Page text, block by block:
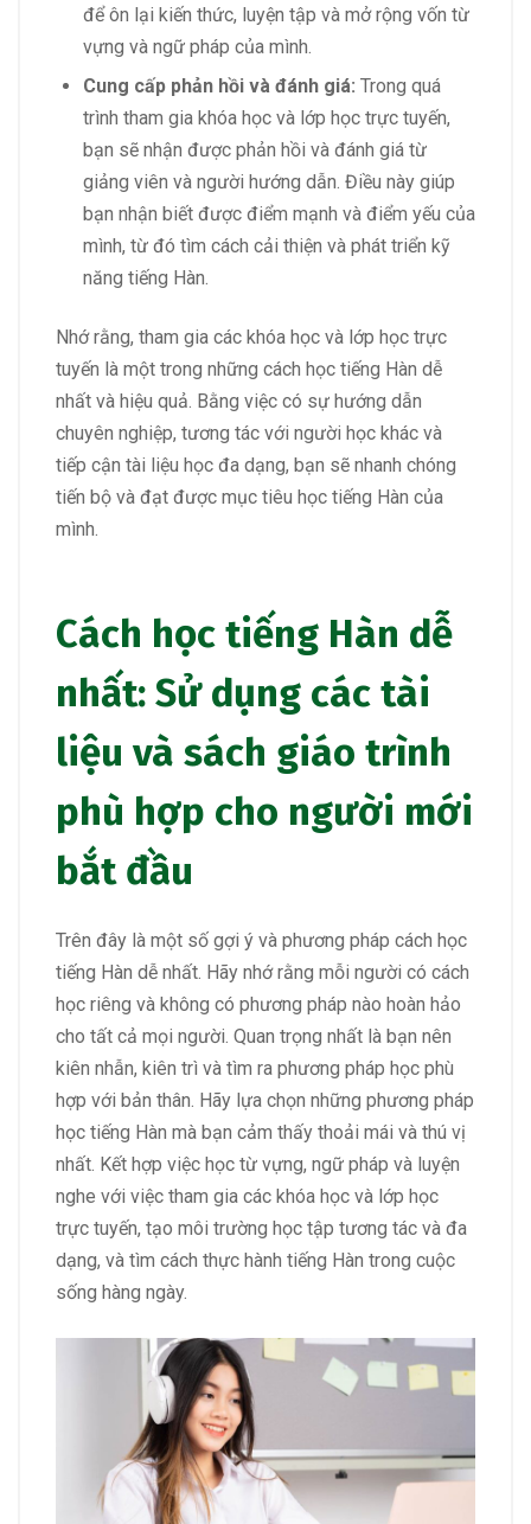
để ôn lại kiến thức, luyện tập và mở rộng vốn từ
vựng và ngữ pháp của mình.
Cung cấp phản hồi và đánh giá: Trong quá
trình tham gia khóa học và lớp học trực tuyến,
bạn sẽ nhận được phản hồi và đánh giá từ
giảng viên và người hướng dẫn. Điều này giúp
bạn nhận biết được điểm mạnh và điểm yếu của
mình, từ đó tìm cách cải thiện và phát triển kỹ
năng tiếng Hàn.
Nhớ rằng, tham gia các khóa học và lớp học trực
tuyến là một trong những cách học tiếng Hàn dễ
nhất và hiệu quả. Bằng việc có sự hướng dẫn
chuyên nghiệp, tương tác với người học khác và
tiếp cận tài liệu học đa dạng, bạn sẽ nhanh chóng
tiến bộ và đạt được mục tiêu học tiếng Hàn của
mình.
Cách học tiếng Hàn dễ
nhất: Sử dụng các tài
liệu và sách giáo trình
phù hợp cho người mới
bắt đầu
Trên đây là một số gợi ý và phương pháp cách học
tiếng Hàn dễ nhất. Hãy nhớ rằng mỗi người có cách
học riêng và không có phương pháp nào hoàn hảo
cho tất cả mọi người. Quan trọng nhất là bạn nên
kiên nhẫn, kiên trì và tìm ra phương pháp học phù
hợp với bản thân. Hãy lựa chọn những phương pháp
học tiếng Hàn mà bạn cảm thấy thoải mái và thú vị
nhất. Kết hợp việc học từ vựng, ngữ pháp và luyện
nghe với việc tham gia các khóa học và lớp học
trực tuyến, tạo môi trường học tập tương tác và đa
dạng, và tìm cách thực hành tiếng Hàn trong cuộc
sống hàng ngày.